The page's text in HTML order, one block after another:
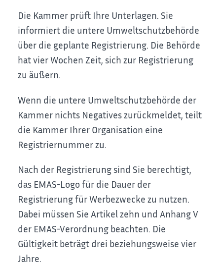
Die Kammer prüft Ihre Unterlagen. Sie
informiert die untere Umweltschutzbehörde
über die geplante Registrierung. Die Behörde
hat vier Wochen Zeit, sich zur Registrierung
zu äußern.
Wenn die untere Umweltschutzbehörde der
Kammer nichts Negatives zurückmeldet, teilt
die Kammer Ihrer Organisation eine
Registriernummer zu.
Nach der Registrierung sind Sie berechtigt,
das EMAS-Logo für die Dauer der
Registrierung für Werbezwecke zu nutzen.
Dabei müssen Sie Artikel zehn und Anhang V
der EMAS-Verordnung beachten. Die
Gültigkeit beträgt drei beziehungsweise vier
Jahre.